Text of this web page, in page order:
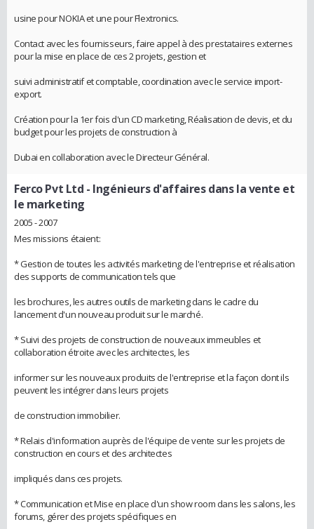
usine pour NOKIA et une pour Flextronics.
Contact avec les fournisseurs, faire appel à des prestataires externes
pour la mise en place de ces 2 projets, gestion et
suivi administratif et comptable, coordination avec le service import-
export.
Création pour la 1er fois d'un CD marketing, Réalisation de devis, et du
budget pour les projets de construction à
Dubai en collaboration avec le Directeur Général.
Ferco Pvt Ltd - Ingénieurs d'affaires dans la vente et
le marketing
2005 - 2007
Mes missions étaient:
* Gestion de toutes les activités marketing de l'entreprise et réalisation
des supports de communication tels que
les brochures, les autres outils de marketing dans le cadre du
lancement d'un nouveau produit sur le marché.
* Suivi des projets de construction de nouveaux immeubles et
collaboration étroite avec les architectes, les
informer sur les nouveaux produits de l'entreprise et la façon dont ils
peuvent les intégrer dans leurs projets
de construction immobilier.
* Relais d'information auprès de l'équipe de vente sur les projets de
construction en cours et des architectes
impliqués dans ces projets.
* Communication et Mise en place d'un show room dans les salons, les
forums, gérer des projets spécifiques en